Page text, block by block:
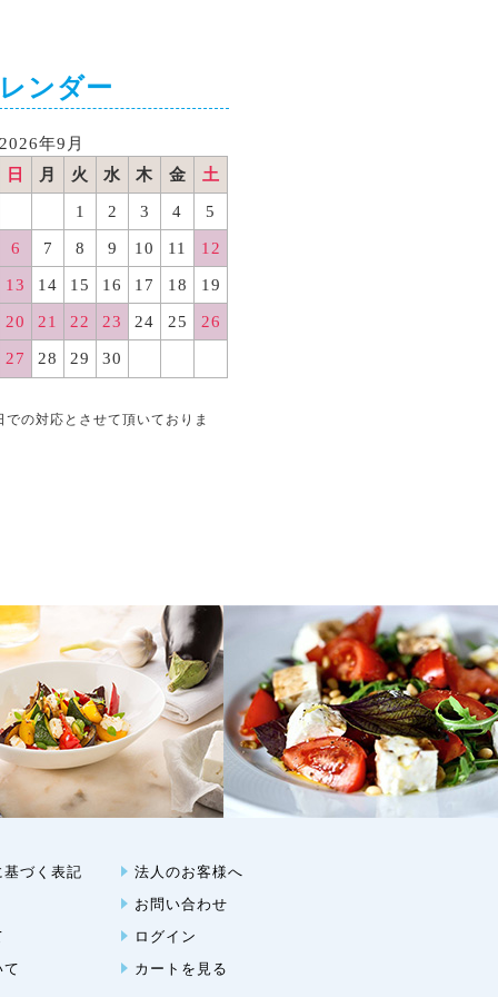
ンダー
2026年9月
日
月 火 水 木 金 土
1 2 3 4 5
6 7 8 9 10 11 12
13 14 15 16 17 18 19
20 21 22 23 24 25 26
27 28 29 30
の対応とさせて頂いておりま
づく表記
て
法人のお客様へ
お問い合わせ
ログイン
カートを見る